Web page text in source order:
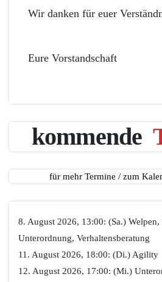
Wir danken für euer
Eure Vorstandschaft
kommende
für mehr Termine / zum
8. August 2026, 13:00: (Sa.) Welpen,
Unterordnung, Verhaltensberatung
11. August 2026, 18:00: (Di.) Agility
12. August 2026, 17:00: (Mi.)